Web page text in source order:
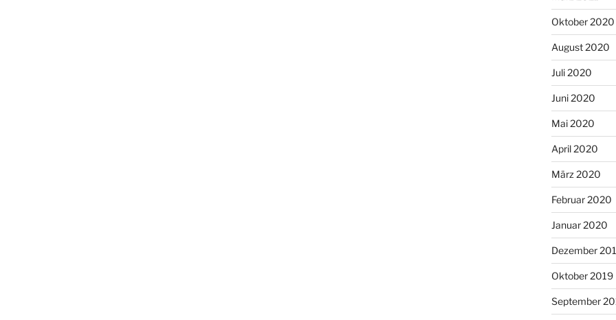
Oktober 2020
August 2020
Juli 2020
Juni 2020
Mai 2020
April 2020
März 2020
Februar 2020
Januar 2020
Dezember
Oktober 2019
September